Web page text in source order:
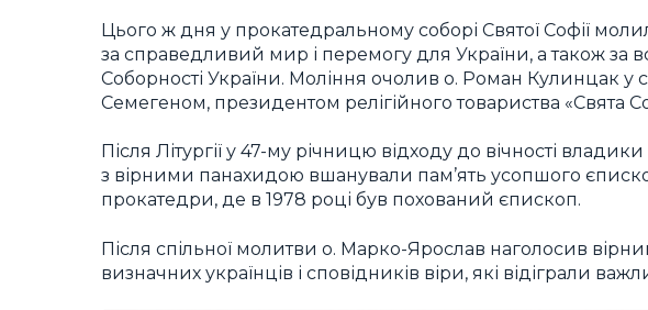
Цього ж дня у прокатедральному соборі Святої Софії
за справедливий мир і перемогу для України, а також за
Соборності України. Моління очолив о. Роман Кулинцак у
Семегеном, президентом релігійного товариства «Свята
Після Літургії у 47-му річницю відходу до вічності
з вірними панахидою вшанували пам’ять усопшого
прокатедри, де в 1978 році був похований єпископ.
Після спільної молитви о. Марко-Ярослав наголосив
визначних українців і сповідників віри, які відіграли